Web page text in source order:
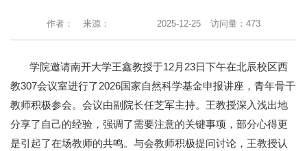
作者： 来源： 2025-12-25 访问量： 473
学院邀请南开大学王鑫教授于12月23日下午在北辰校区西
教307会议室进行了2026国家自然科学基金申报讲座，青年骨干
教师积极参会。会议由副院长任芝军主持。王教授深入浅出地
分享了自己的经验，强调了需要注意的关键事项，部分心得更
是引起了在场教师的共鸣。与会教师积极提问讨论，王教授认